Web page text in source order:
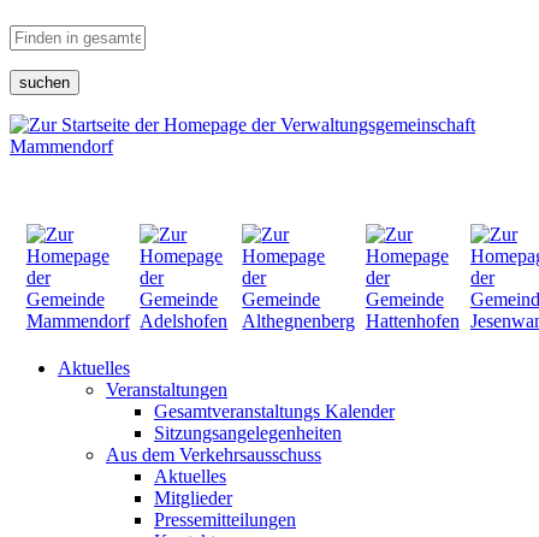
suchen
Aktuelles
Veranstaltungen
Gesamtveranstaltungs Kalender
Sitzungsangelegenheiten
Aus dem Verkehrsausschuss
Aktuelles
Mitglieder
Pressemitteilungen